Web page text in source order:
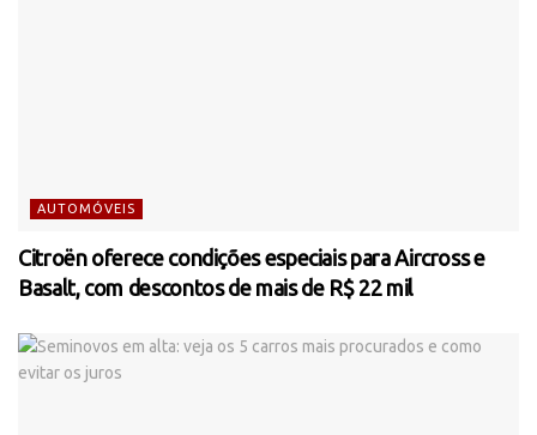
AUTOMÓVEIS
Citroën oferece condições especiais para Aircross e
Basalt, com descontos de mais de R$ 22 mil